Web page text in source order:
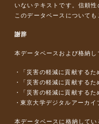
いないテキストです。信頼
このデータベースについて も
謝辞
本データベースおよび格納
「災害の軽減に貢献する
「災害の軽減に貢献する
「災害の軽減に貢献する
東京大学デジタルアーカイ
本データベースに格納して